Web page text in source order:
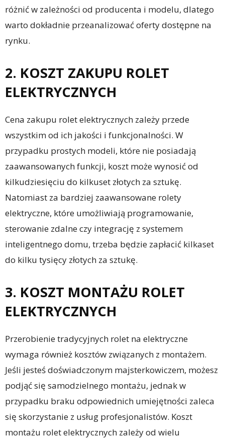
różnić w zależności od producenta i modelu, dlatego
warto dokładnie przeanalizować oferty dostępne na
rynku.
2. KOSZT ZAKUPU ROLET
ELEKTRYCZNYCH
Cena zakupu rolet elektrycznych zależy przede
wszystkim od ich jakości i funkcjonalności. W
przypadku prostych modeli, które nie posiadają
zaawansowanych funkcji, koszt może wynosić od
kilkudziesięciu do kilkuset złotych za sztukę.
Natomiast za bardziej zaawansowane rolety
elektryczne, które umożliwiają programowanie,
sterowanie zdalne czy integrację z systemem
inteligentnego domu, trzeba będzie zapłacić kilkaset
do kilku tysięcy złotych za sztukę.
3. KOSZT MONTAŻU ROLET
ELEKTRYCZNYCH
Przerobienie tradycyjnych rolet na elektryczne
wymaga również kosztów związanych z montażem.
Jeśli jesteś doświadczonym majsterkowiczem, możesz
podjąć się samodzielnego montażu, jednak w
przypadku braku odpowiednich umiejętności zaleca
się skorzystanie z usług profesjonalistów. Koszt
montażu rolet elektrycznych zależy od wielu